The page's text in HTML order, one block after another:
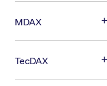
MDAX
TecDAX